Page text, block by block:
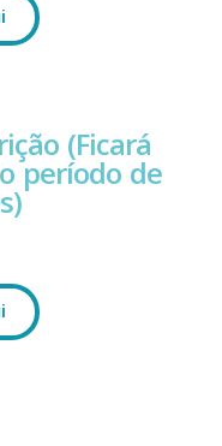
(Ficará
período de